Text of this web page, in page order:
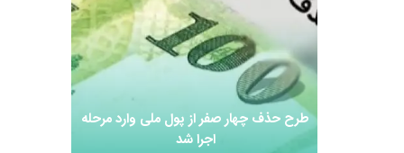
طرح حذف چهار صفر از پول ملی وارد مرحله
اجرا شد